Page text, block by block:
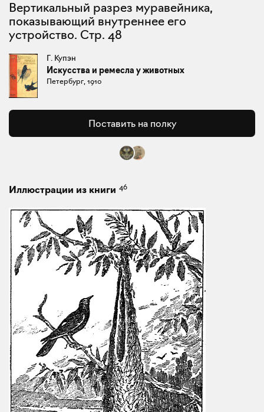
Вертикальный разрез муравейника,
показывающий внутреннее его
устройство. Стр. 48
Г. Купэн
Искусства и ремесла у животных
Петербург, 1910
Поставить на полку
Иллюстрации из книги 46